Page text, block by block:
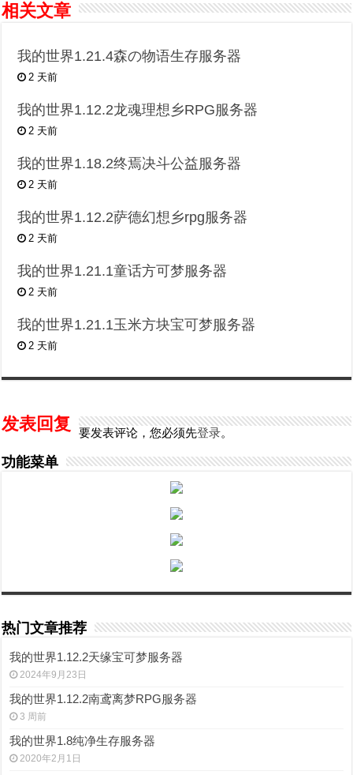
相关文章
我的世界1.21.4森の物语生存服务器
2 天前
我的世界1.12.2龙魂理想乡RPG服务器
2 天前
我的世界1.18.2终焉决斗公益服务器
2 天前
我的世界1.12.2萨德幻想乡rpg服务器
2 天前
我的世界1.21.1童话方可梦服务器
2 天前
我的世界1.21.1玉米方块宝可梦服务器
2 天前
发表回复 要发表评论，您必须先登录。
功能菜单
热门文章推荐
我的世界1.12.2天缘宝可梦服务器
2024年9月23日
我的世界1.12.2南鸢离梦RPG服务器
3 周前
我的世界1.8纯净生存服务器
2020年2月1日